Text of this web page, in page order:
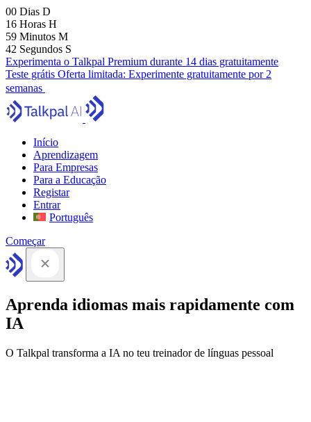
00 Dias D
16 Horas H
59 Minutos M
41 Segundos S
Experimenta o Talkpal Premium durante 14 dias gratuitamente
Teste grátis Oferta limitada: Experimente gratuitamente por 2
semanas
Início
Aprendizagem
Para Empresas
Para a Educação
Registar
Entrar
Português
Começar
Aprenda idiomas mais rapidamente com
IA
O Talkpal transforma a IA no teu treinador de línguas pessoal